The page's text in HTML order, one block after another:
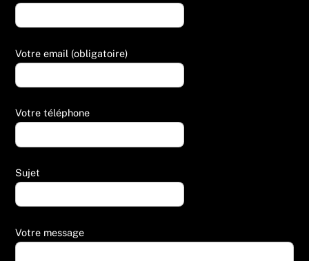
Votre email (obligatoire)
Votre téléphone
Sujet
Votre message